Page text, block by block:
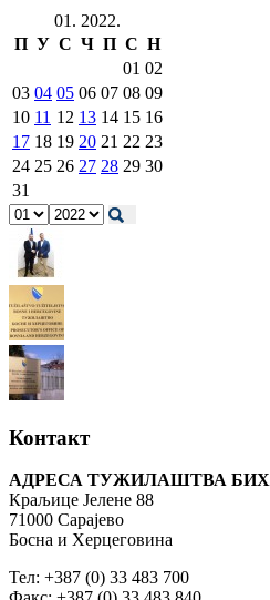
01. 2022.
П У С Ч П С Н
01 02
03 04 05 06 07 08 09
10 11 12 13 14 15 16
17 18 19 20 21 22 23
24 25 26 27 28 29 30
31
Контакт
АДРЕСА ТУЖИЛАШТВА БИХ
Краљице Јелене 88
71000 Сарајево
Босна и Херцеговина
Тел: +387 (0) 33 483 700